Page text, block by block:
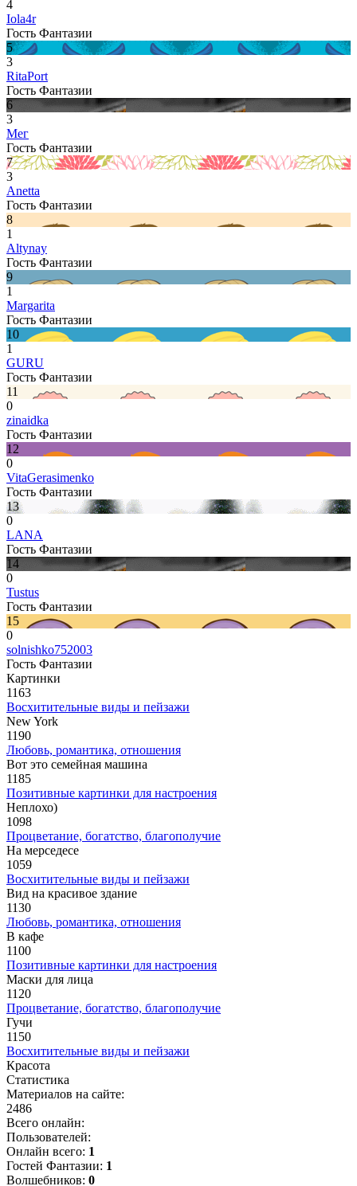
4
Iola4r
Гость Фантазии
5
3
RitaPort
Гость Фантазии
6
3
Мег
Гость Фантазии
7
3
Anetta
Гость Фантазии
8
1
Altynay
Гость Фантазии
9
1
Margarita
Гость Фантазии
10
1
GURU
Гость Фантазии
11
0
zinaidka
Гость Фантазии
12
0
VitaGerasimenko
Гость Фантазии
13
0
LANA
Гость Фантазии
14
0
Tustus
Гость Фантазии
15
0
solnishko752003
Гость Фантазии
Картинки
1163
Восхитительные виды и пейзажи
New York
1190
Любовь, романтика, отношения
Вот это семейная машина
1185
Позитивные картинки для настроения
Неплохо)
1098
Процветание, богатство, благополучие
На мерседесе
1059
Восхитительные виды и пейзажи
Вид на красивое здание
1130
Любовь, романтика, отношения
В кафе
1100
Позитивные картинки для настроения
Маски для лица
1120
Процветание, богатство, благополучие
Гучи
1150
Восхитительные виды и пейзажи
Красота
Статистика
Материалов на сайте:
2486
Всего онлайн:
Пользователей:
Онлайн всего: 1
Гостей Фантазии: 1
Волшебников: 0